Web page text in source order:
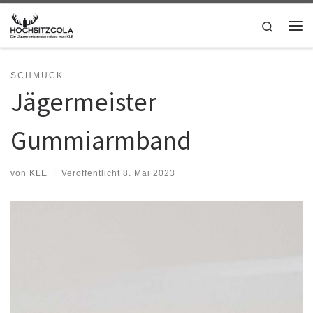
Zum Inhalt springen
Search
SCHMUCK
Jägermeister
Gummiarmband
von KLE Veröffentlicht 8. Mai 2023